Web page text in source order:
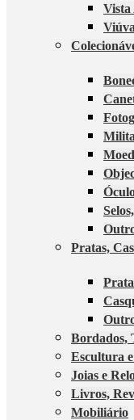
Vista
Pratas,
Bordados,
Escultura
Joias e
Livros,
Mobiliário